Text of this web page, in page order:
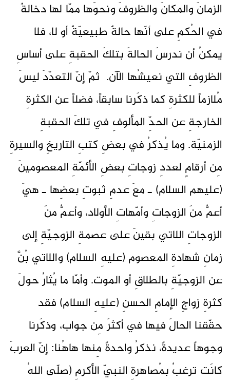
الزمانَ والمكانَ والظروفَ ونحوَها ممّا لها دخالةٌ
في الحُكمِ على أنّها حالةٌ طبيعيّةٌ أو لا، فلا
يمكنُ أن ندرسَ الحالةَ بتلكَ الحقبةِ على أساسِ
الظروفِ التي نعيشُها الآن. ثمّ إنّ التعدّدَ ليسَ
مُلازماً للكثرةِ كما ذكَرنا سابقاً، فضلاً عن الكثرةِ
الخارجةِ عن الحدِّ المألوفِ في تلكَ الحقبةِ
الزمنيّة. وما يُذكرُ في بعضِ كتبِ التاريخِ والسيرةِ
مِن أرقامٍ لعددِ زوجاتِ بعضِ الأئمّةِ المعصومينَ
(عليهم السلام) ـ معَ عدمِ ثبوتِ بعضِها ـ هيَ
أعمُّ منَ الزوجاتِ وأمّهاتِ الأولاد، وأعمُّ منَ
الزوجاتِ اللاتي بقينَ على عصمةِ الزوجيّةِ إلى
زمانِ شهادةِ المعصوم (عليهِ السلام) واللاتي بُنَّ
عن الزوجيّةِ بالطلاقِ أو الموت. وأمّا ما يُثارُ حولَ
كثرةِ زواجِ الإمامِ الحسنِ (عليهِ السلام) فقد
حقّقنا الحالَ فيها في أكثرَ مِن جواب، وذكَرنا
وجوهاً عديدةً، نذكرُ واحدةً مِنها هاهُنا: إنّ العربَ
كانَت ترغبُ بمُصاهرةِ النبيّ الأكرمِ (صلّى اللهُ